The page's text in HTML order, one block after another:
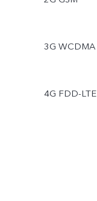
3G WCDMA
4G FDD-LTE